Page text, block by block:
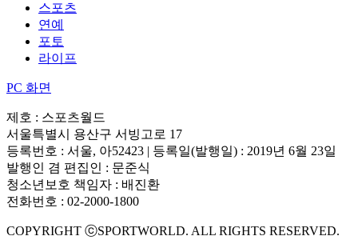
스포츠
연예
포토
라이프
PC 화면
제호 : 스포츠월드
서울특별시 용산구 서빙고로 17
등록번호 : 서울, 아52423 | 등록일(발행일) : 2019년 6월 23일
발행인 겸 편집인 : 문준식
청소년보호 책임자 : 배진환
전화번호 : 02-2000-1800
COPYRIGHT ⓒSPORTWORLD. ALL RIGHTS RESERVED.